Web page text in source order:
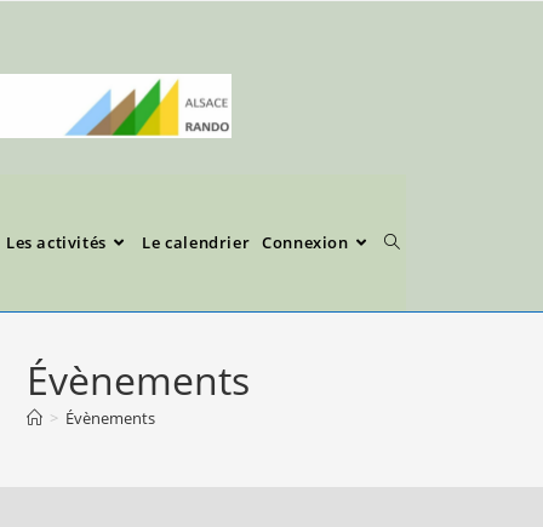
Les activités Le calendrier Connexion
Évènements
> Évènements